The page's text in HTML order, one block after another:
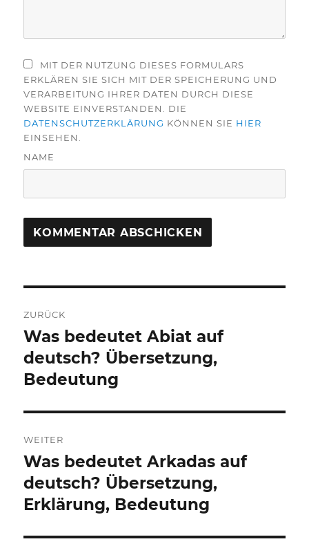
MIT DER NUTZUNG DIESES FORMULARS
ERKLÄREN SIE SICH MIT DER SPEICHERUNG UND
VERARBEITUNG IHRER DATEN DURCH DIESE
WEBSITE EINVERSTANDEN. DIE
DATENSCHUTZERKLÄRUNG KÖNNEN SIE HIER
EINSEHEN.
NAME
ZURÜCK
Vorheriger
Beitrag:
Was bedeutet Abiat auf
deutsch? Übersetzung,
Bedeutung
WEITER
Nächster
Beitrag:
Was bedeutet Arkadas auf
deutsch? Übersetzung,
Erklärung, Bedeutung